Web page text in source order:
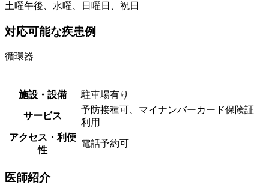
土曜午後、水曜、日曜日、祝日
対応可能な疾患例
循環器
施設・設備 駐車場有り
サービス
予防接種可、マイナンバーカード保険証
利用
アクセス・利便
性
電話予約可
医師紹介